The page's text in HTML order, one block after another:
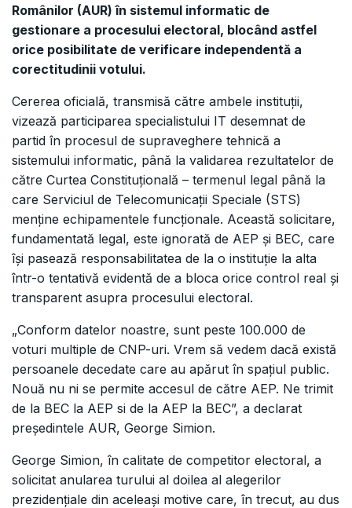
Românilor (AUR) în sistemul informatic de
gestionare a procesului electoral, blocând astfel
orice posibilitate de verificare independentă a
corectitudinii votului.
Cererea oficială, transmisă către ambele instituții,
vizează participarea specialistului IT desemnat de
partid în procesul de supraveghere tehnică a
sistemului informatic, până la validarea rezultatelor de
către Curtea Constituțională – termenul legal până la
care Serviciul de Telecomunicații Speciale (STS)
menține echipamentele funcționale. Această solicitare,
fundamentată legal, este ignorată de AEP și BEC, care
își pasează responsabilitatea de la o instituție la alta
într-o tentativă evidentă de a bloca orice control real și
transparent asupra procesului electoral.
„Conform datelor noastre, sunt peste 100.000 de
voturi multiple de CNP-uri. Vrem să vedem dacă există
persoanele decedate care au apărut în spațiul public.
Nouă nu ni se permite accesul de către AEP. Ne trimit
de la BEC la AEP si de la AEP la BEC”, a declarat
președintele AUR, George Simion.
George Simion, în calitate de competitor electoral, a
solicitat anularea turului al doilea al alegerilor
prezidențiale din aceleași motive care, în trecut, au dus